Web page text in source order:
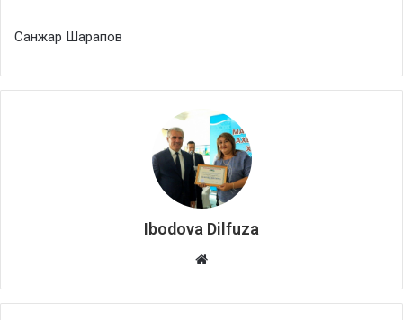
Санжар Шарапов
Ibodova Dilfuza
Website